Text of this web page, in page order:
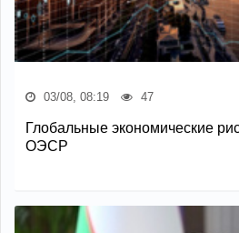
03/08, 08:19 47
Глобальные экономические
ОЭСР